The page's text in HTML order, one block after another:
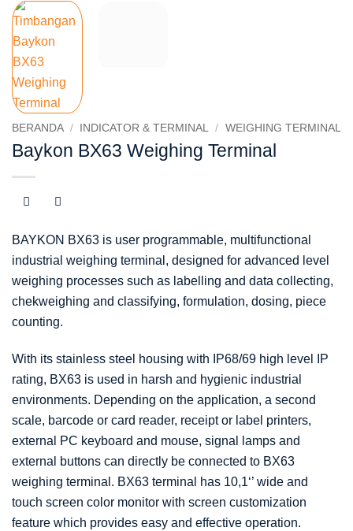
BERANDA / INDICATOR & TERMINAL / WEIGHING TERMINAL
Baykon BX63 Weighing Terminal
BAYKON BX63 is user programmable, multifunctional
industrial weighing terminal, designed for advanced level
weighing processes such as labelling and data collecting,
chekweighing and classifying, formulation, dosing, piece
counting.
With its stainless steel housing with IP68/69 high level IP
rating, BX63 is used in harsh and hygienic industrial
environments. Depending on the application, a second
scale, barcode or card reader, receipt or label printers,
external PC keyboard and mouse, signal lamps and
external buttons can directly be connected to BX63
weighing terminal. BX63 terminal has 10,1‘’ wide and
touch screen color monitor with screen customization
feature which provides easy and effective operation.